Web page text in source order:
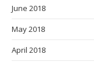
June 2018
May 2018
April 2018